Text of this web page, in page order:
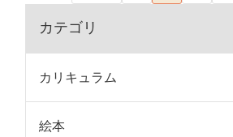
カテゴリ
カリキュラム
絵本